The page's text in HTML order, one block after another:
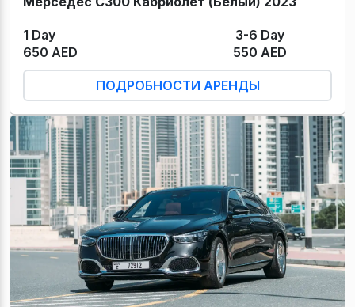
1 Day
3-6 Day
650 AED
550 AED
ПОДРОБНОСТИ АРЕНДЫ